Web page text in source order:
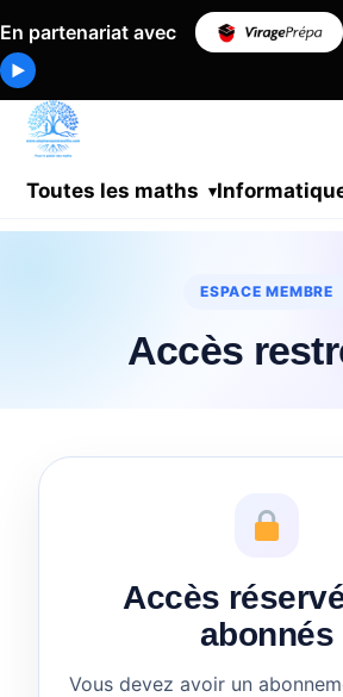
En partenariat avec
▶
Toutes les maths
ESPACE MEMBRE
Accès
Accès
abonnés
Vous devez avoir un